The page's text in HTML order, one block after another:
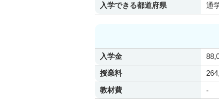
入学できる都道府県
通
入学金
授業料
教材費
-